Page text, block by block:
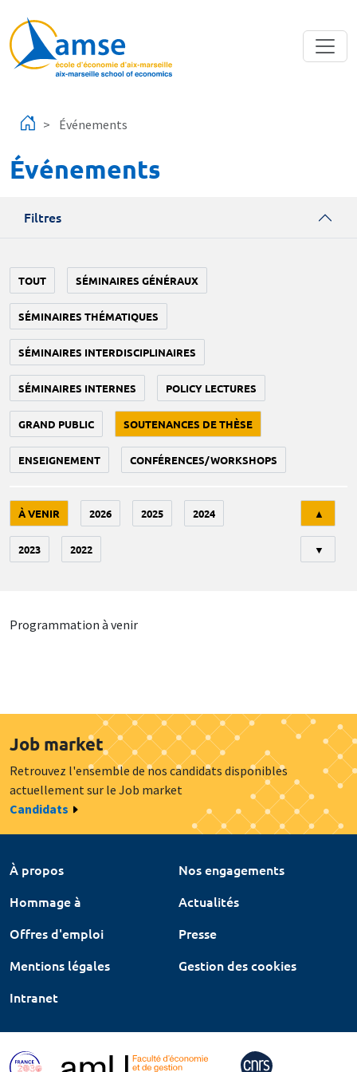
Événements
Événements
Filtres
TOUT SÉMINAIRES GÉNÉRAUX
SÉMINAIRES THÉMATIQUES
SÉMINAIRES INTERDISCIPLINAIRES
SÉMINAIRES INTERNES POLICY LECTURES
GRAND PUBLIC SOUTENANCES DE THÈSE
ENSEIGNEMENT CONFÉRENCES/WORKSHOPS
À VENIR 2026 2025 2024
2023 2022
▲
▼
Programmation à venir
Job market
Retrouvez l'ensemble de nos candidats disponibles
actuellement sur le Job market
Candidats
À propos
Nos engagements
Hommage à
Actualités
Offres d'emploi
Presse
Mentions légales
Gestion des cookies
Intranet